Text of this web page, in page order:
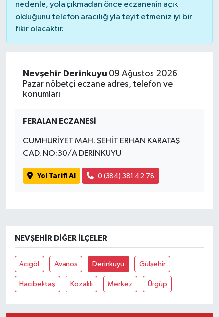
nedenle, yola çıkmadan önce eczanenin açık
olduğunu telefon aracılığıyla teyit etmeniz iyi bir
fikir olacaktır.
Nevşehir Derinkuyu 09 Ağustos 2026
Pazar nöbetçi eczane adres, telefon ve
konumları
FERALAN ECZANESİ
CUMHURİYET MAH. ŞEHİT ERHAN KARATAŞ
CAD. NO:30/A DERİNKUYU
Yol Tarifi Al 0 (384) 381 42 78
NEVŞEHIR DIĞER İLÇELER
Acıgöl Avanos Derinkuyu Gülşehir
Hacıbektaş Kozaklı Merkez Ürgüp